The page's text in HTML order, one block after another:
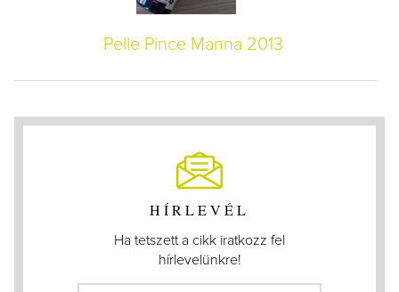
Pelle Pince Manna 2013
HÍRLEVÉL
Ha tetszett a cikk iratkozz fel
hírlevelünkre!